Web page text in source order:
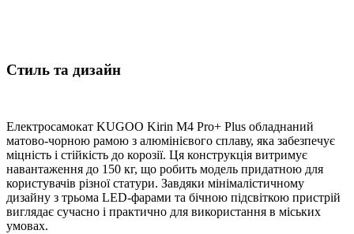
Стиль та дизайн
Електросамокат KUGOO Kirin M4 Pro+ Plus обладнаний
матово-чорною рамою з алюмінієвого сплаву, яка забезпечує
міцність і стійкість до корозії. Ця конструкція витримує
навантаження до 150 кг, що робить модель придатною для
користувачів різної статури. Завдяки мінімалістичному
дизайну з трьома LED-фарами та бічною підсвіткою пристрій
виглядає сучасно і практично для використання в міських
умовах.